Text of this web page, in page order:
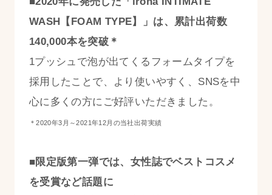
WASH【FOAM TYPE】」は、累計出荷数
140,000本を突破＊
1プッシュで泡が出てくるフォームタイプを
採用したことで、より使いやすく、SNSを中
心に多くの方にご好評いただきました。
＊2020年3月～2021年12月の当社出荷実績
■限定版第一弾では、女性誌でベストコスメ
を受賞など話題に